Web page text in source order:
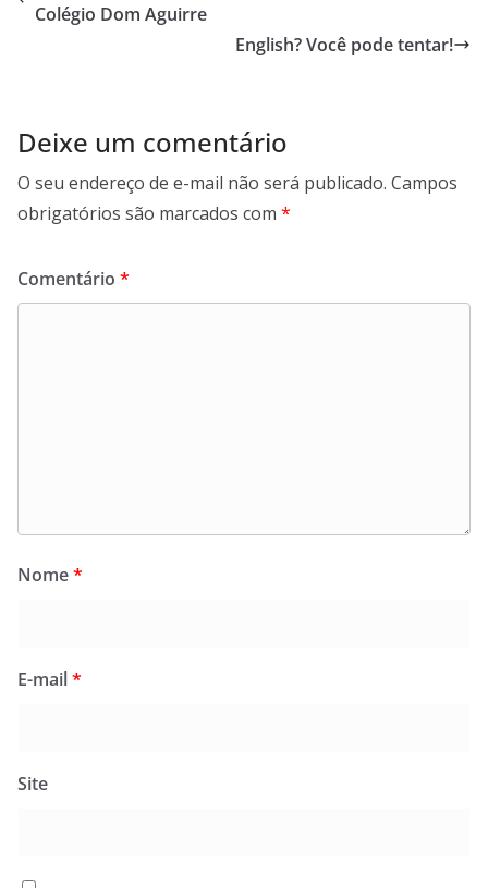
Colégio Dom Aguirre
English? Você pode tentar!
Deixe um comentário
O seu endereço de e-mail não será publicado. Campos
obrigatórios são marcados com *
Comentário *
Nome*
E-mail*
Site